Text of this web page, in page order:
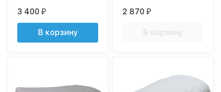
3 400₽
В корзину
2 870₽
В корзину